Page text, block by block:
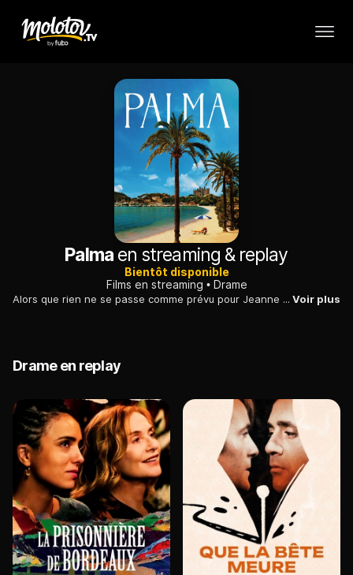
Palmaen streaming & replay
Bientôt disponible
Films en streaming
Drame
Alors que rien ne se passe comme prévu pour Jeanne et sa fille lors d'un week-end à Majorque, la seule préoccupation de la mère est de photographier Kiki, la mascotte de la classe. Voir plus
Drame en replay